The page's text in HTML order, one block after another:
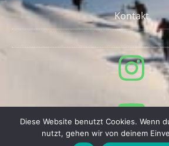
Kontakt
Diese Website benutzt Cookies. Wenn
nutzt, gehen wir von deinem